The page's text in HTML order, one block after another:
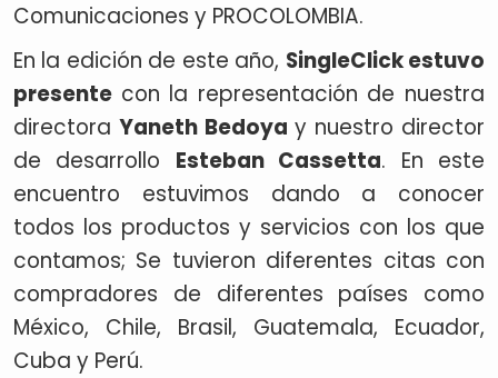
Comunicaciones y PROCOLOMBIA.
En la edición de este año, SingleClick estuvo
presente con la representación de nuestra
directora Yaneth Bedoya y nuestro director
de desarrollo Esteban Cassetta. En este
encuentro estuvimos dando a conocer
todos los productos y servicios con los que
contamos; Se tuvieron diferentes citas con
compradores de diferentes países como
México, Chile, Brasil, Guatemala, Ecuador,
Cuba y Perú.